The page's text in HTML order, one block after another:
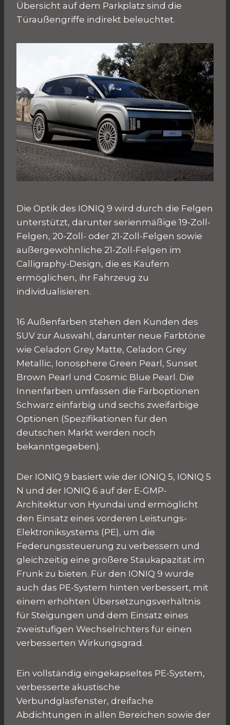
Übersicht auf dem Parkplatz sind die
Türaußengriffe indirekt beleuchtet.
Die Optik des IONIQ 9 wird durch die Felgen
unterstützt, darunter serienmäßige 19-Zoll-
Felgen, 20-Zoll- oder 21-Zoll-Felgen sowie
außergewöhnliche 21-Zoll-Felgen im
Calligraphy-Design, die es Käufern
ermöglichen, ihr Fahrzeug zu
individualisieren.
16 Außenfarben stehen den Kunden des
SUV zur Auswahl, darunter neue Farbtöne
wie Celadon Grey Matte, Celadon Grey
Metallic, Ionosphere Green Pearl, Sunset
Brown Pearl und Cosmic Blue Pearl. Die
Innenfarben umfassen die Farboptionen
Schwarz einfarbig und sechs zweifarbige
Optionen (Spezifikationen für den
deutschen Markt werden noch
bekanntgegeben).
Der IONIQ 9 basiert wie der IONIQ 5, IONIQ 5
N und der IONIQ 6 auf der E-GMP-
Architektur von Hyundai und ermöglicht
den Einsatz eines vorderen Leistungs-
Elektroniksystems (PE), um die
Federungssteuerung zu verbessern und
gleichzeitig eine größere Staukapazität im
Frunk zu bieten. Für den IONIQ 9 wurde
auch das PE-System hinten verbessert, mit
einem erhöhten Übersetzungsverhältnis
für Steigungen und dem Einsatz eines
zweistufigen Wechselrichters für einen
verbesserten Wirkungsgrad.
Ein vollständig eingekapseltes PE-System,
verbesserte akustische
Verbundglasfenster, dreifache
Abdichtungen in allen Bereichen sowie der